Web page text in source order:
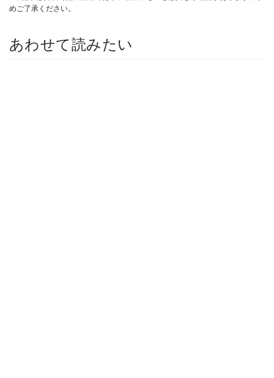
めご了承ください。
あわせて読みたい